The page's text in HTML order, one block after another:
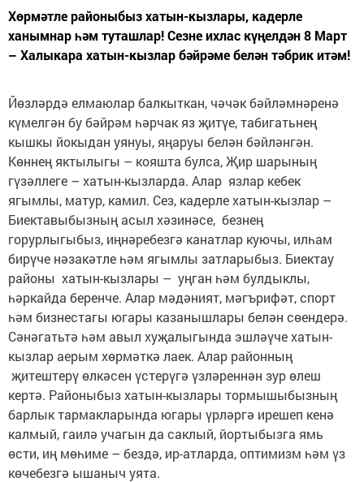
Хөрмәтле районыбыз хатын-кызлары, кадерле
ханымнар һәм туташлар! Сезне ихлас күңелдән 8 Март
– Халыкара хатын-кызлар бәйрәме белән тәбрик итәм!
Йөзләрдә елмаюлар балкыткан, чәчәк бәйләмнәренә
күмелгән бу бәйрәм һәрчак яз җитүе, табигатьнең
кышкы йокыдан уянуы, яңаруы белән бәйләнгән.
Көннең яктылыгы – кояшта булса, Җир шарының
гүзәллеге – хатын-кызларда. Алар язлар кебек
ягымлы, матур, камил. Сез, кадерле хатын-кызлар –
Биектавыбызның асыл хәзинәсе, безнең
горурлыгыбыз, иңнәребезгә канатлар куючы, илһам
бирүче нәзакәтле һәм ягымлы затларыбыз. Биектау
районы хатын-кызлары – уңган һәм булдыклы,
һәркайда беренче. Алар мәдәният, мәгърифәт, спорт
һәм бизнестагы югары казанышлары белән сөендерә.
Сәнәгатьтә һәм авыл хуҗалыгында эшләүче хатын-
кызлар аерым хөрмәткә лаек. Алар районның
җитештерү өлкәсен үстерүгә үзләреннән зур өлеш
кертә. Районыбыз хатын-кызлары тормышыбызның
барлык тармакларында югары үрләргә ирешеп кенә
калмый, гаилә учагын да саклый, йортыбызга ямь
өсти, иң мөһиме – бездә, ир-атларда, оптимизм һәм үз
көчебезгә ышаныч уята.